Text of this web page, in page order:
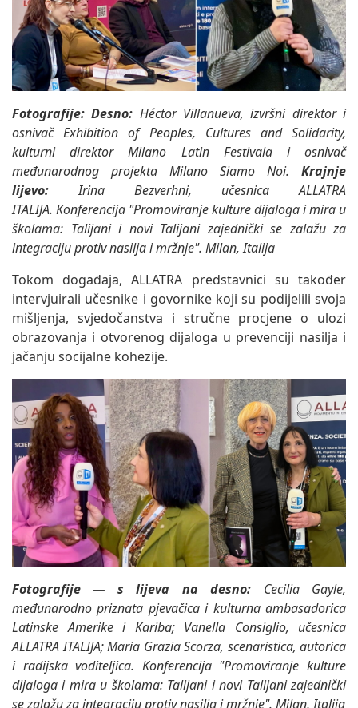
Fotografije:Desno: Héctor Villanueva, izvršni direktor i
osnivač Exhibition of Peoples, Cultures and Solidarity,
kulturni direktor Milano Latin Festivala i osnivač
međunarodnog projekta Milano Siamo Noi. Krajnje
lijevo:Irina Bezverhni, učesnica ALLATRA
ITALIJA. Konferencija "Promoviranje kulture dijaloga i mira u
školama: Talijani i novi Talijani zajednički se zalažu za
integraciju protiv nasilja i mržnje". Milan, Italija
Tokom događaja, ALLATRA predstavnici su također
intervjuirali učesnike i govornike koji su podijelili svoja
mišljenja, svjedočanstva i stručne procjene o ulozi
obrazovanja i otvorenog dijaloga u prevenciji nasilja i
jačanju socijalne kohezije.
Fotografije — s lijeva na desno:
Cecilia Gayle,
međunarodno priznata pjevačica i kulturna ambasadorica
Latinske Amerike i Kariba; Vanella Consiglio, učesnica
ALLATRA ITALIJA; Maria Grazia Scorza, scenaristica, autorica
i radijska voditeljica. Konferencija "Promoviranje kulture
dijaloga i mira u školama: Talijani i novi Talijani zajednički
se zalažu za integraciju protiv nasilja i mržnje". Milan, Italija